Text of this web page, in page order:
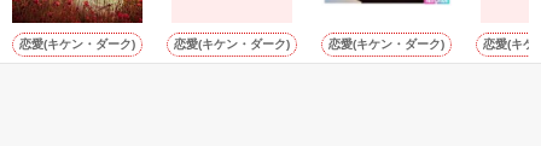
新居にはイケメン兄弟？
恋愛(キケン・ダーク) 恋愛(キケン・ダーク) 恋愛(キケン・ダーク) 恋愛(キケ